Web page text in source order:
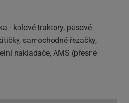
- kolové traktory, pásové
samochodné řezačky,
nakladače, AMS (přesné